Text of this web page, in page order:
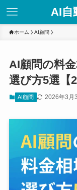
AI自
ホーム AI顧問
AI顧問の料
選び方5選【
AI顧問 2026年3月